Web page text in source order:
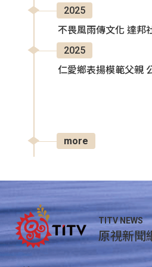
2025
不畏風雨傳文化 達邦
2025
仁愛鄉表揚模範父親
more
TITV NEWS
原視新聞